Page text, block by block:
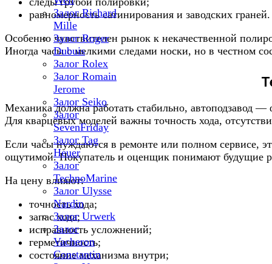
Залог Richard
Mille
Залог Roger
Dubuis
Залог Rolex
Залог Romain
Jerome
Залог Seiko
Залог
SevenFriday
Залог Tag
Heuer
Залог
TechnoMarine
Залог Ulysse
Nardin
Залог Urwerk
Залог
Vacheron
Constantin
равномерность сатинирования и заводских граней.
Особенно чувствителен рынок к некачественной
Иногда часы с мелкими следами носки, но в честном
Механика должна работать стабильно, автоподзавод
Для кварцевых моделей важны точность хода,
Если часы нуждаются в ремонте или полном сервисе,
ощутимой. Покупатель и оценщик понимают будущие
На цену влияют:
точность хода;
запас хода;
исправность усложнений;
герметичность;
состояние механизма внутри;